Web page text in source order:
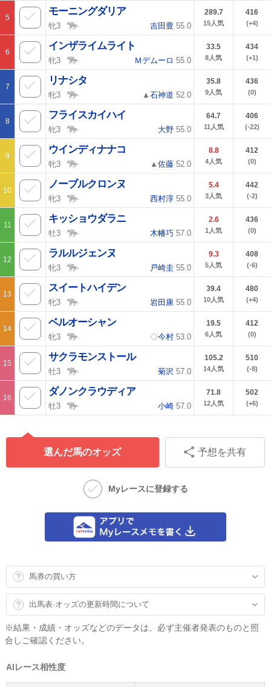
5
モーニングダリア
牝3 吉田豊 55.0
289.7
15 人気
416
(+4)
6
インザライムライト
牝3 Ｍデムーロ 55.0
33.5
8 人気
434
(+1)
7
リナシタ
牝3 ▲ 石神道 52.0
35.8
9 人気
436
(0)
8
フライスカイハイ
牝3 大野 55.0
64.7
11 人気
406
(-22)
9
ウインディナナコ
牝3 ▲ 佐藤 52.0
8.8
4 人気
412
(0)
10
ノーブルクロンヌ
牝3 西村淳 55.0
5.4
3 人気
442
(-2)
11
キッショウダラニ
牡3 木幡巧 57.0
2.6
1 人気
436
(0)
12
ラルルジェンヌ
牝3 戸崎圭 55.0
9.3
5 人気
408
(-6)
13
スイートハイデン
牝3 岩田康 55.0
39.4
10 人気
480
(+4)
14
ベルオーシャン
牝3 ◇今村 53.0
19.5
6 人気
412
(0)
15
サクラモンストール
牡3 菊沢 57.0
105.2
14 人気
510
(-8)
16
ダノンクラウディア
牡3 小崎 57.0
71.8
12 人気
502
(+6)
選んだ馬のオッズ 予想を共有
Myレースに登録する
馬券の買い方
出馬表·オッズの更新時間について
※結果・成績・オッズなどのデータは、必ず主催者発表のものと照
合しご確認ください。
AIレース相性度